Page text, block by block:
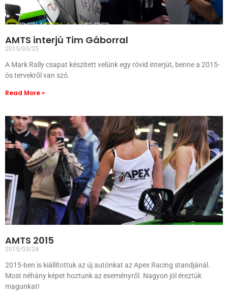
AMTS interjú Tim Gáborral
2015/03/25
A Mark Rally csapat készített velünk egy rövid interjút, benne a 2015-
ös tervekről van szó.
Read More »
AMTS 2015
2015/03/24
2015-ben is kiállítottuk az új autónkat az Apex Racing standjánál.
Most néhány képet hoztunk az eseményről. Nagyon jól éreztük
magunkat!